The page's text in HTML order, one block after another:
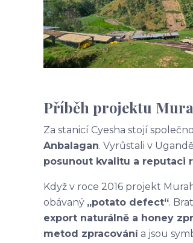
Příběh projektu
Za stanicí Cyesha stojí
Anbalagan. Vyrůstali v
posunout kvalitu a reputaci
Když v roce 2016 projekt
obávaný „potato defect“.
export naturálně a honey
metod zpracovánía jsou